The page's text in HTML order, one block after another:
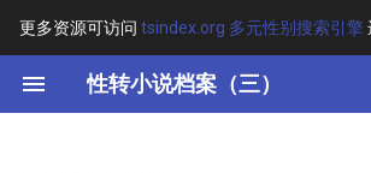
更多资源可访问 tsindex.org 多元性别搜索引擎
性转小说档案（三）
键